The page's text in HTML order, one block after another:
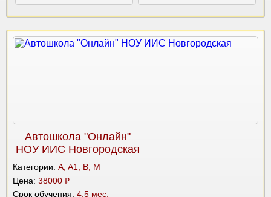
Автошкола "Онлайн"
НОУ ИИС Новгородская
Категории: A, A1, B, M
Цена: 38000 ₽
Срок обучения: 4.5 мес.